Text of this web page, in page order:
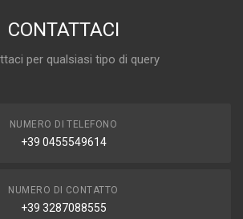
CONTATTACI
per qualsiasi tipo di query
NUMERO DI TELEFONO
+39 0455549614
NUMERO DI CONTATTO
+39 3287088555